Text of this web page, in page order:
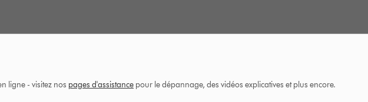
ligne - visitez nos pages d'assistance pour le dépannage, des vidéos explicatives et plus encore.